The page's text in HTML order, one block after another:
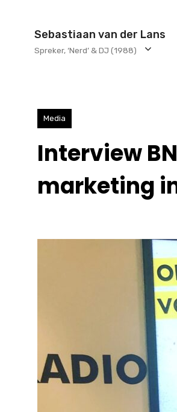
Sebastiaan van der Lans
Spreker, ‘Nerd’ & DJ (1988)
Media
Interview
marketing